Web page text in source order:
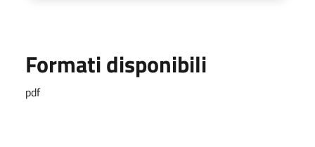
Formati disponibili
pdf